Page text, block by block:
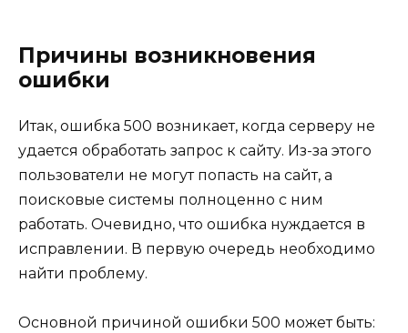
Причины возникновения
ошибки
Итак, ошибка 500 возникает, когда серверу не
удается обработать запрос к сайту. Из-за этого
пользователи не могут попасть на сайт, а
поисковые системы полноценно с ним
работать. Очевидно, что ошибка нуждается в
исправлении. В первую очередь необходимо
найти проблему.
Основной причиной ошибки 500 может быть: